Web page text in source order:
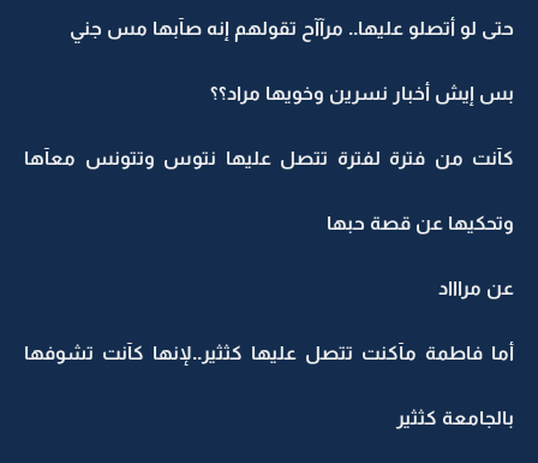
حتى لو أتصلو عليها.. مرآآح تقولهم إنه صآبها مس جني
بس إيش أخبار نسرين وخويها مراد؟؟
كآنت من فترة لفترة تتصل عليها نتوس وتتونس معآها
وتحكيها عن قصة حبها
عن مراااد
أما فاطمة مآكنت تتصل عليها كثثير..لإنها كآنت تشوفها
بالجامعة كثثير